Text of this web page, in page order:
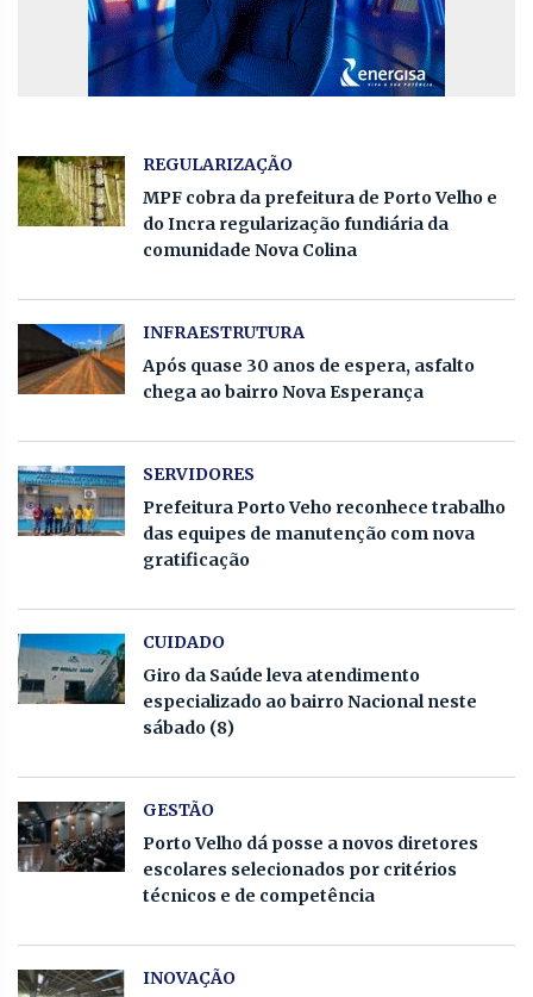
REGULARIZAÇÃO
MPF cobra da prefeitura de Porto Velho e
do Incra regularização fundiária da
comunidade Nova Colina
INFRAESTRUTURA
Após quase 30 anos de espera, asfalto
chega ao bairro Nova Esperança
SERVIDORES
Prefeitura Porto Veho reconhece trabalho
das equipes de manutenção com nova
gratificação
CUIDADO
Giro da Saúde leva atendimento
especializado ao bairro Nacional neste
sábado (8)
GESTÃO
Porto Velho dá posse a novos diretores
escolares selecionados por critérios
técnicos e de competência
INOVAÇÃO